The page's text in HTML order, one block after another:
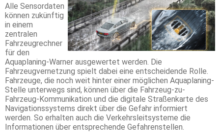
Alle Sensordaten
können zukünftig
in einem
zentralen
Fahrzeugrechner
für den
Aquaplaning-Warner ausgewertet werden. Die
Fahrzeugvernetzung spielt dabei eine entscheidende Rolle.
Fahrzeuge, die noch weit hinter einer möglichen Aquaplaning-
Stelle unterwegs sind, können über die Fahrzeug-zu-
Fahrzeug-Kommunikation und die digitale Straßenkarte des
Navigationssystems direkt über die Gefahr informiert
werden. So erhalten auch die Verkehrsleitsysteme die
Informationen über entsprechende Gefahrenstellen.